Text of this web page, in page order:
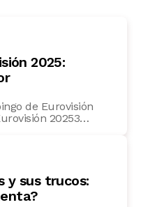
2025:
de Eurovisión
20253
las semifinales10
de Eurovisión
semifinales de
y sus trucos: